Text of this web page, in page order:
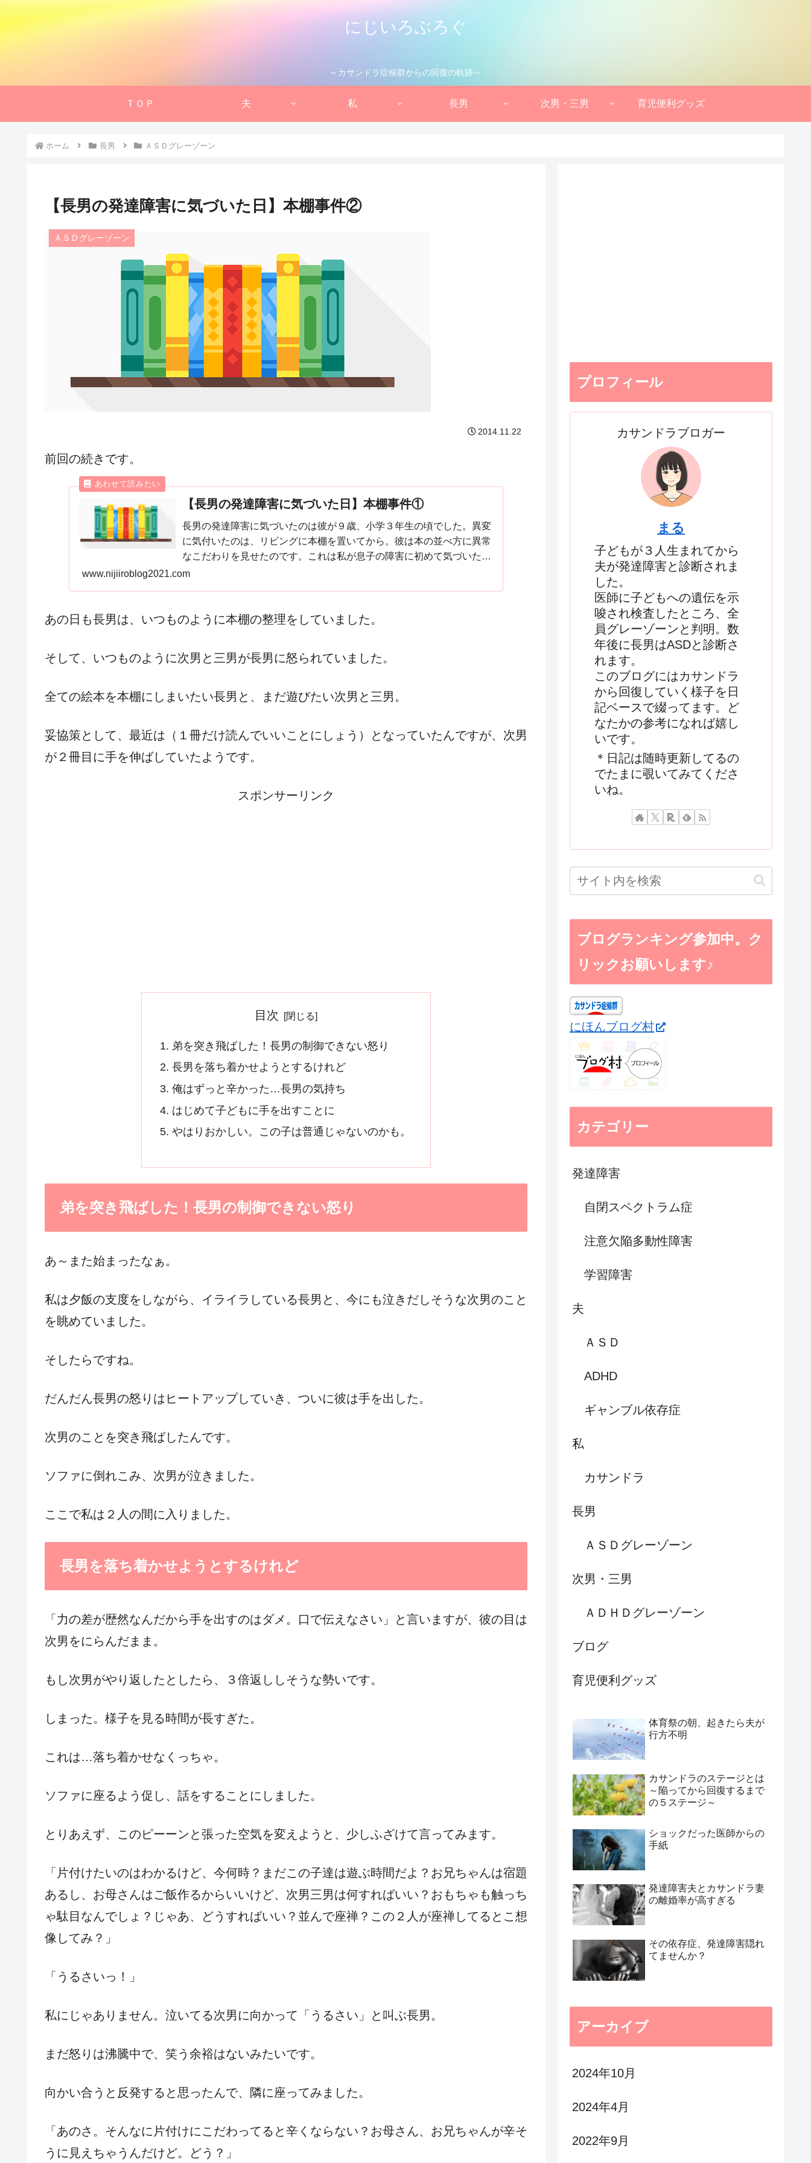
にじいろぶろぐ
～カサンドラ症候群からの回復の軌跡～
ＴＯＰ 夫 私 長男 次男・三男 育児便利グッズ
ホーム 長男 ＡＳＤグレーゾーン
【長男の発達障害に気づいた日】本棚事件②
ＡＳＤグレーゾーン
2014.11.22
前回の続きです。
【長男の発達障害に気づいた日】本棚事件①
長男の発達障害に気づいたのは彼が９歳、小学３年生の頃でした。異変
に気付いたのは、リビングに本棚を置いてから。彼は本の並べ方に異常
なこだわりを見せたのです。これは私が息子の障害に初めて気づいた
日。普通の育児から特別な育児に切り替わった思い出深い出来事です。
www.nijiiroblog2021.com
あの日も長男は、いつものように本棚の整理をしていました。
そして、いつものように次男と三男が長男に怒られていました。
全ての絵本を本棚にしまいたい長男と、まだ遊びたい次男と三男。
妥協策として、最近は（１冊だけ読んでいいことにしょう）となっていたんですが、次男
が２冊目に手を伸ばしていたようです。
スポンサーリンク
目次
弟を突き飛ばした！長男の制御できない怒り
長男を落ち着かせようとするけれど
俺はずっと辛かった…長男の気持ち
はじめて子どもに手を出すことに
やはりおかしい。この子は普通じゃないのかも。
弟を突き飛ばした！長男の制御できない怒り
あ～また始まったなぁ。
私は夕飯の支度をしながら、イライラしている長男と、今にも泣きだしそうな次男のこと
を眺めていました。
そしたらですね。
だんだん長男の怒りはヒートアップしていき、ついに彼は手を出した。
次男のことを突き飛ばしたんです。
ソファに倒れこみ、次男が泣きました。
ここで私は２人の間に入りました。
長男を落ち着かせようとするけれど
「力の差が歴然なんだから手を出すのはダメ。口で伝えなさい」と言いますが、彼の目は
次男をにらんだまま。
もし次男がやり返したとしたら、３倍返ししそうな勢いです。
しまった。様子を見る時間が長すぎた。
これは…落ち着かせなくっちゃ。
ソファに座るよう促し、話をすることにしました。
とりあえず、このピーーンと張った空気を変えようと、少しふざけて言ってみます。
「片付けたいのはわかるけど、今何時？まだこの子達は遊ぶ時間だよ？お兄ちゃんは宿題
あるし、お母さんはご飯作るからいいけど、次男三男は何すればいい？おもちゃも触っち
ゃ駄目なんでしょ？じゃあ、どうすればいい？並んで座禅？この２人が座禅してるとこ想
像してみ？」
「うるさいっ！」
私にじゃありません。泣いてる次男に向かって「うるさい」と叫ぶ長男。
まだ怒りは沸騰中で、笑う余裕はないみたいです。
向かい合うと反発すると思ったんで、隣に座ってみました。
「あのさ。そんなに片付けにこだわってると辛くならない？お母さん、お兄ちゃんが辛そ
うに見えちゃうんだけど。どう？」
プロフィール
カサンドラブロガー
まる
子どもが３人生まれてから
夫が発達障害と診断されま
した。
医師に子どもへの遺伝を示
唆され検査したところ、全
員グレーゾーンと判明。数
年後に長男はASDと診断さ
れます。
このブログにはカサンドラ
から回復していく様子を日
記ベースで綴ってます。ど
なたかの参考になれば嬉し
いです。
＊日記は随時更新してるの
でたまに覗いてみてくださ
いね。
ブログランキング参加中。ク
リックお願いします♪
にほんブログ村
カテゴリー
発達障害
自閉スペクトラム症
注意欠陥多動性障害
学習障害
夫
ＡＳＤ
ADHD
ギャンブル依存症
私
カサンドラ
長男
ＡＳＤグレーゾーン
次男・三男
ＡＤＨＤグレーゾーン
ブログ
育児便利グッズ
体育祭の朝、起きたら夫が
行方不明
カサンドラのステージとは
～陥ってから回復するまで
の５ステージ～
ショックだった医師からの
手紙
発達障害夫とカサンドラ妻
の離婚率が高すぎる
その依存症、発達障害隠れ
てませんか？
アーカイブ
2024年10月
2024年4月
2022年9月